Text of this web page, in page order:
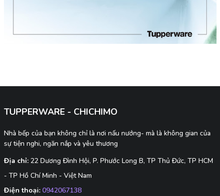
TUPPERWARE - CHICHIMO
Nhà bếp của bạn không chỉ là nơi nấu nướng- mà là không gian của
sự tiện nghi, ngăn nắp và yêu thương
Địa chỉ: 22 Dương Đình Hội, P. Phước Long B, TP Thủ Đức, TP HCM
- TP Hồ Chí Minh - Việt Nam
Điện thoại: 0942067138